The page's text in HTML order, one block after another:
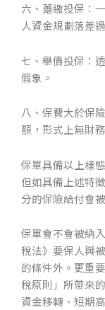
六、躉繳投保：
人資金規劃落差
七、舉債投保：
假象。
八、保費大於保
額，形式上無財
保單具備以上樣
但如具備上述特
分的保險給付會
保單會不會被納
稅法》要保人與
的條件外。更重
稅原則」所帶來
資金移轉、短期